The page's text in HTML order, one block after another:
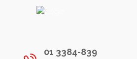
01 3384-839